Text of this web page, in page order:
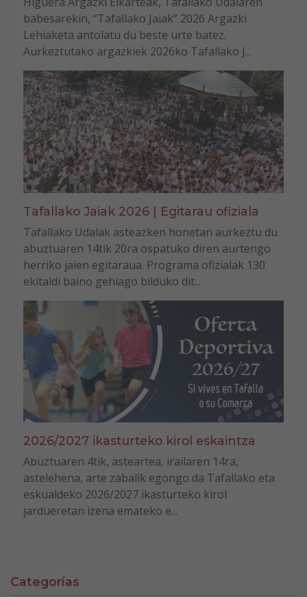
babesarekin, “Tafallako Jaiak” 2026 Argazki
Lehiaketa antolatu du beste urte batez.
Aurkeztutako argazkiek 2026ko Tafallako J...
Tafallako Jaiak 2026 | Egitarau ofiziala
Tafallako Udalak asteazken honetan aurkeztu du
abuztuaren 14tik 20ra ospatuko diren aurtengo
herriko jaien egitaraua. Programa ofizialak 130
ekitaldi baino gehiago bilduko dit...
2026/2027 ikasturteko kirol eskaintza
Abuztuaren 4tik, asteartea, irailaren 14ra,
astelehena, arte zabalik egongo da Tafallako eta
eskualdeko 2026/2027 ikasturteko kirol
jardueretan izena emateko e...
Categorías